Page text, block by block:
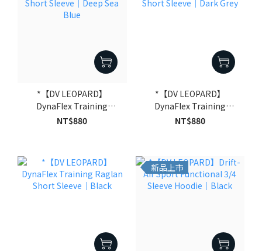
*【DV LEOPARD】
DynaFlex Training
Raglan Short Sleeve｜
NT$880
*【DV LEOPARD】
DynaFlex Training
Raglan Short Sleeve｜
NT$880
新品上市